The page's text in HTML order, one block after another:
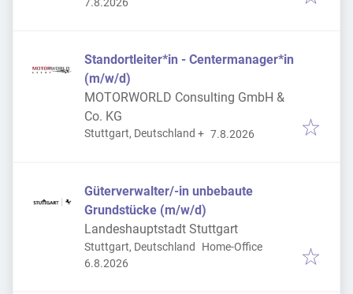
Standortleiter*in - Centermanager*in
(m/w/d)
MOTORWORLD Consulting GmbH &
Co. KG
Stuttgart, Deutschland + Veröffentlicht
7.8.2026
Güterverwalter/-in unbebaute
Grundstücke (m/w/d)
Landeshauptstadt Stuttgart
Stuttgart, Deutschland
Home-Office
Veröffentlicht
6.8.2026